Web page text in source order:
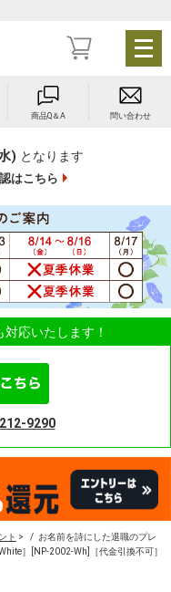
メ
ニ
ー
を
商品Q＆A 問い合わせ
) となります
はこちら
応いたします！
9290
ト >
お名前を詩にした退職のプレ
］[NP-2002-Wh]［代金引換不可］